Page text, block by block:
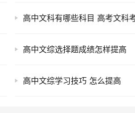
高中文科有哪些科目 高考文科
高中文综选择题成绩怎样提高
高中文综学习技巧 怎么提高